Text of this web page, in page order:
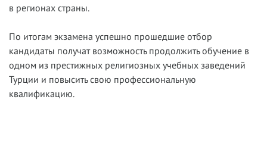
в регионах страны.
По итогам экзамена успешно прошедшие отбор
кандидаты получат возможность продолжить обучение в
одном из престижных религиозных учебных заведений
Турции и повысить свою профессиональную
квалификацию.